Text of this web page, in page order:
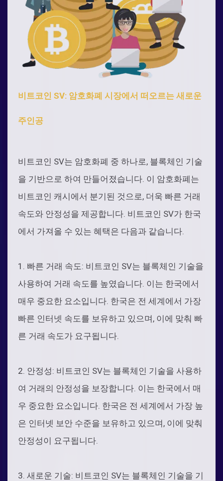
비트코인 SV: 암호화폐 시장에서 떠오르는 새로운
주인공
비트코인 SV는 암호화폐 중 하나로, 블록체인 기술
을 기반으로 하여 만들어졌습니다. 이 암호화폐는
비트코인 캐시에서 분기된 것으로, 더욱 빠른 거래
속도와 안정성을 제공합니다. 비트코인 SV가 한국
에서 가져올 수 있는 혜택은 다음과 같습니다.
1. 빠른 거래 속도: 비트코인 SV는 블록체인 기술을
사용하여 거래 속도를 높였습니다. 이는 한국에서
매우 중요한 요소입니다. 한국은 전 세계에서 가장
빠른 인터넷 속도를 보유하고 있으며, 이에 맞춰 빠
른 거래 속도가 요구됩니다.
2. 안정성: 비트코인 SV는 블록체인 기술을 사용하
여 거래의 안정성을 보장합니다. 이는 한국에서 매
우 중요한 요소입니다. 한국은 전 세계에서 가장 높
은 인터넷 보안 수준을 보유하고 있으며, 이에 맞춰
안정성이 요구됩니다.
3. 새로운 기술: 비트코인 SV는 블록체인 기술을 기